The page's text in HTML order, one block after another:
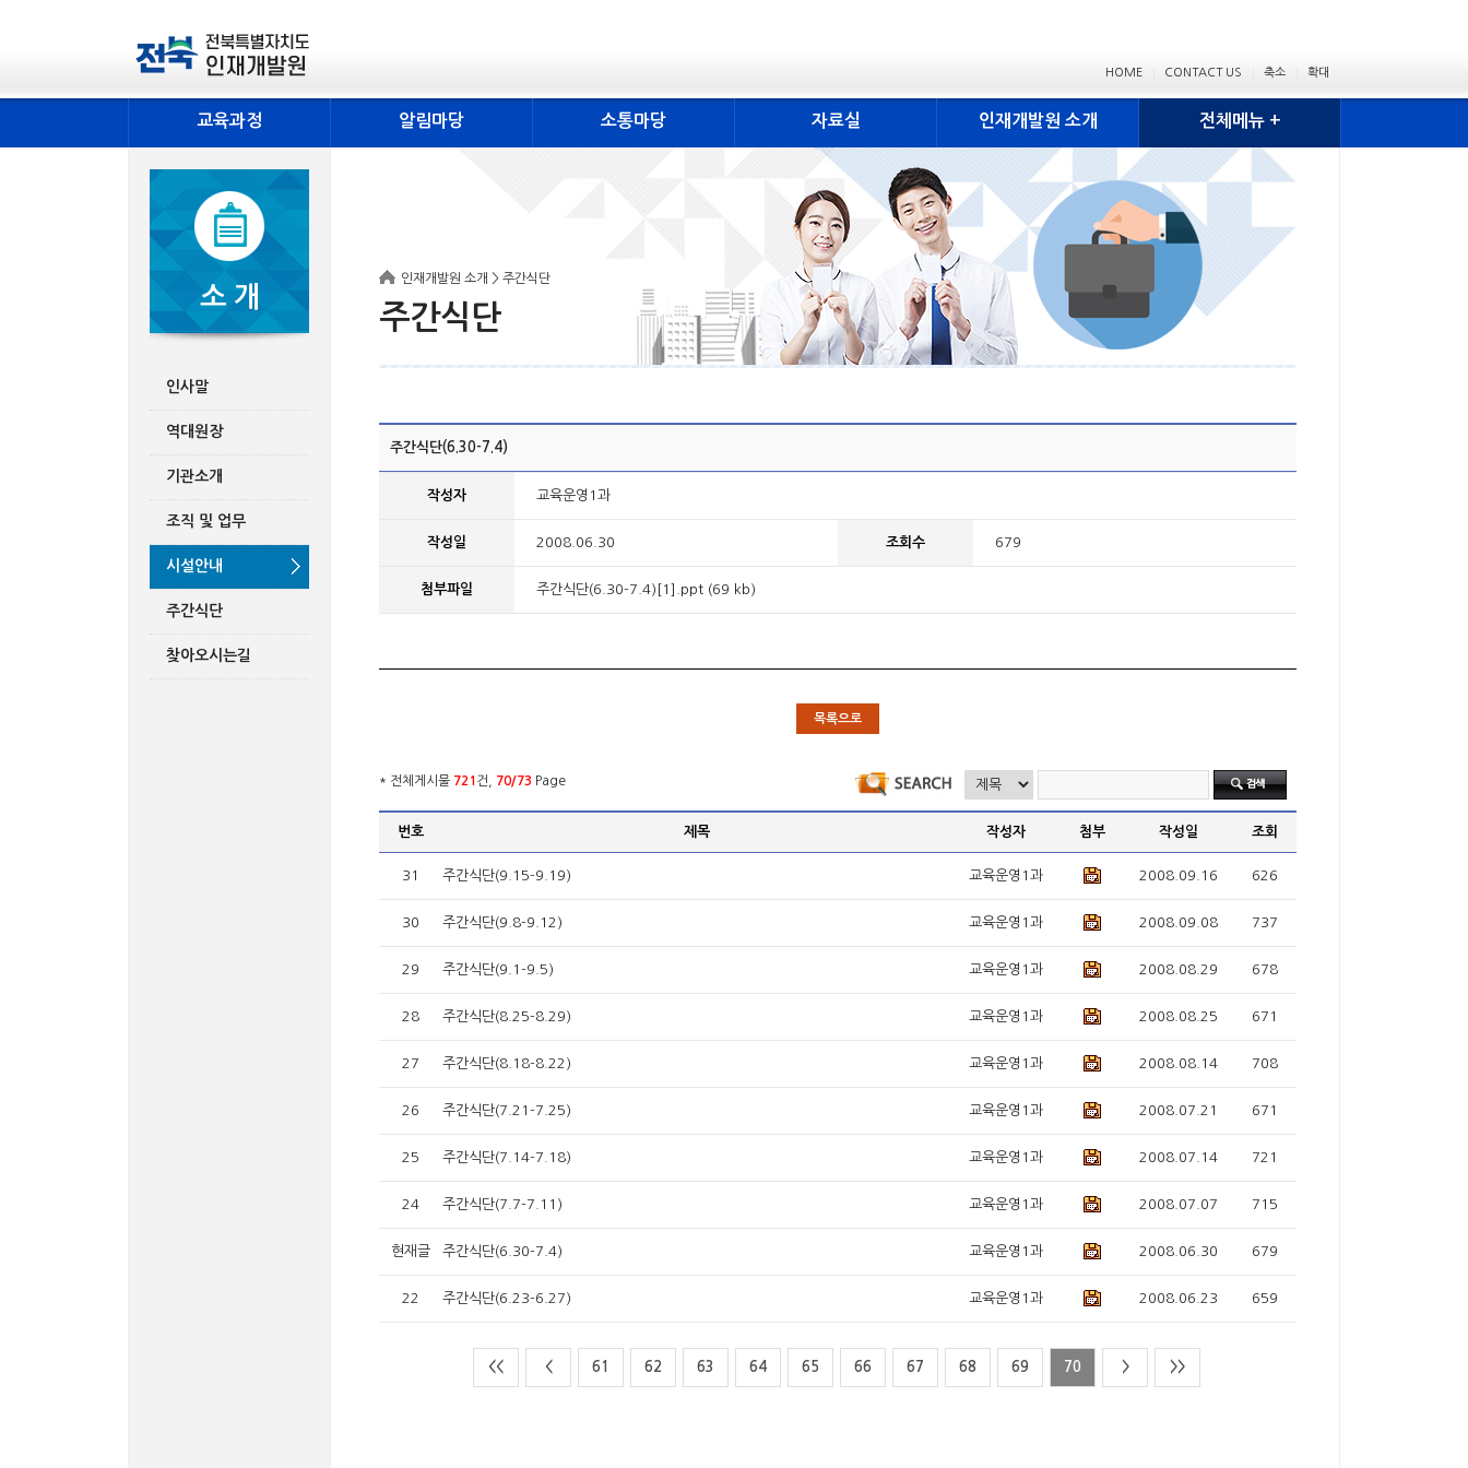
HOME CONTACT US 축소 확대
교육과정 알림마당 소통마당 자료실 인재개발원 소개 전체메뉴 +
소 개
인사말
역대원장
기관소개
조직 및 업무
시설안내
주간식단
찾아오시는길
인재개발원 소개 > 주간식단
주간식단
주간식단(6.30-7.4)
작성자 교육운영1과
작성일 2008.06.30 조회수 679
첨부파일 주간식단(6.30-7.4)[1].ppt (69 kb)
목록으로
* 전체게시물 721 건, 70/73 Page
번호 제목 작성자 첨부 작성일 조회
31 주간식단(9.15-9.19) 교육운영1과 2008.09.16 626
30 주간식단(9.8-9.12) 교육운영1과 2008.09.08 737
29 주간식단(9.1-9.5) 교육운영1과 2008.08.29 678
28 주간식단(8.25-8.29) 교육운영1과 2008.08.25 671
27 주간식단(8.18-8.22) 교육운영1과 2008.08.14 708
26 주간식단(7.21-7.25) 교육운영1과 2008.07.21 671
25 주간식단(7.14-7.18) 교육운영1과 2008.07.14 721
24 주간식단(7.7-7.11) 교육운영1과 2008.07.07 715
현재글 주간식단(6.30-7.4) 교육운영1과 2008.06.30 679
22 주간식단(6.23-6.27) 교육운영1과 2008.06.23 659
<< < 61 62 63 64 65 66 67 68 69 70 > >>